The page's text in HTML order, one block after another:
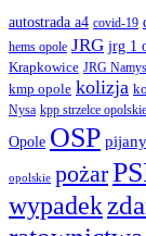
autostrada a4 covid-19
hems opole JRG jrg 1
Krapkowice JRG
kmp opole kolizja
Nysa kpp strzelce opolskie
Opole OSP
opolskie pożar
wypadek